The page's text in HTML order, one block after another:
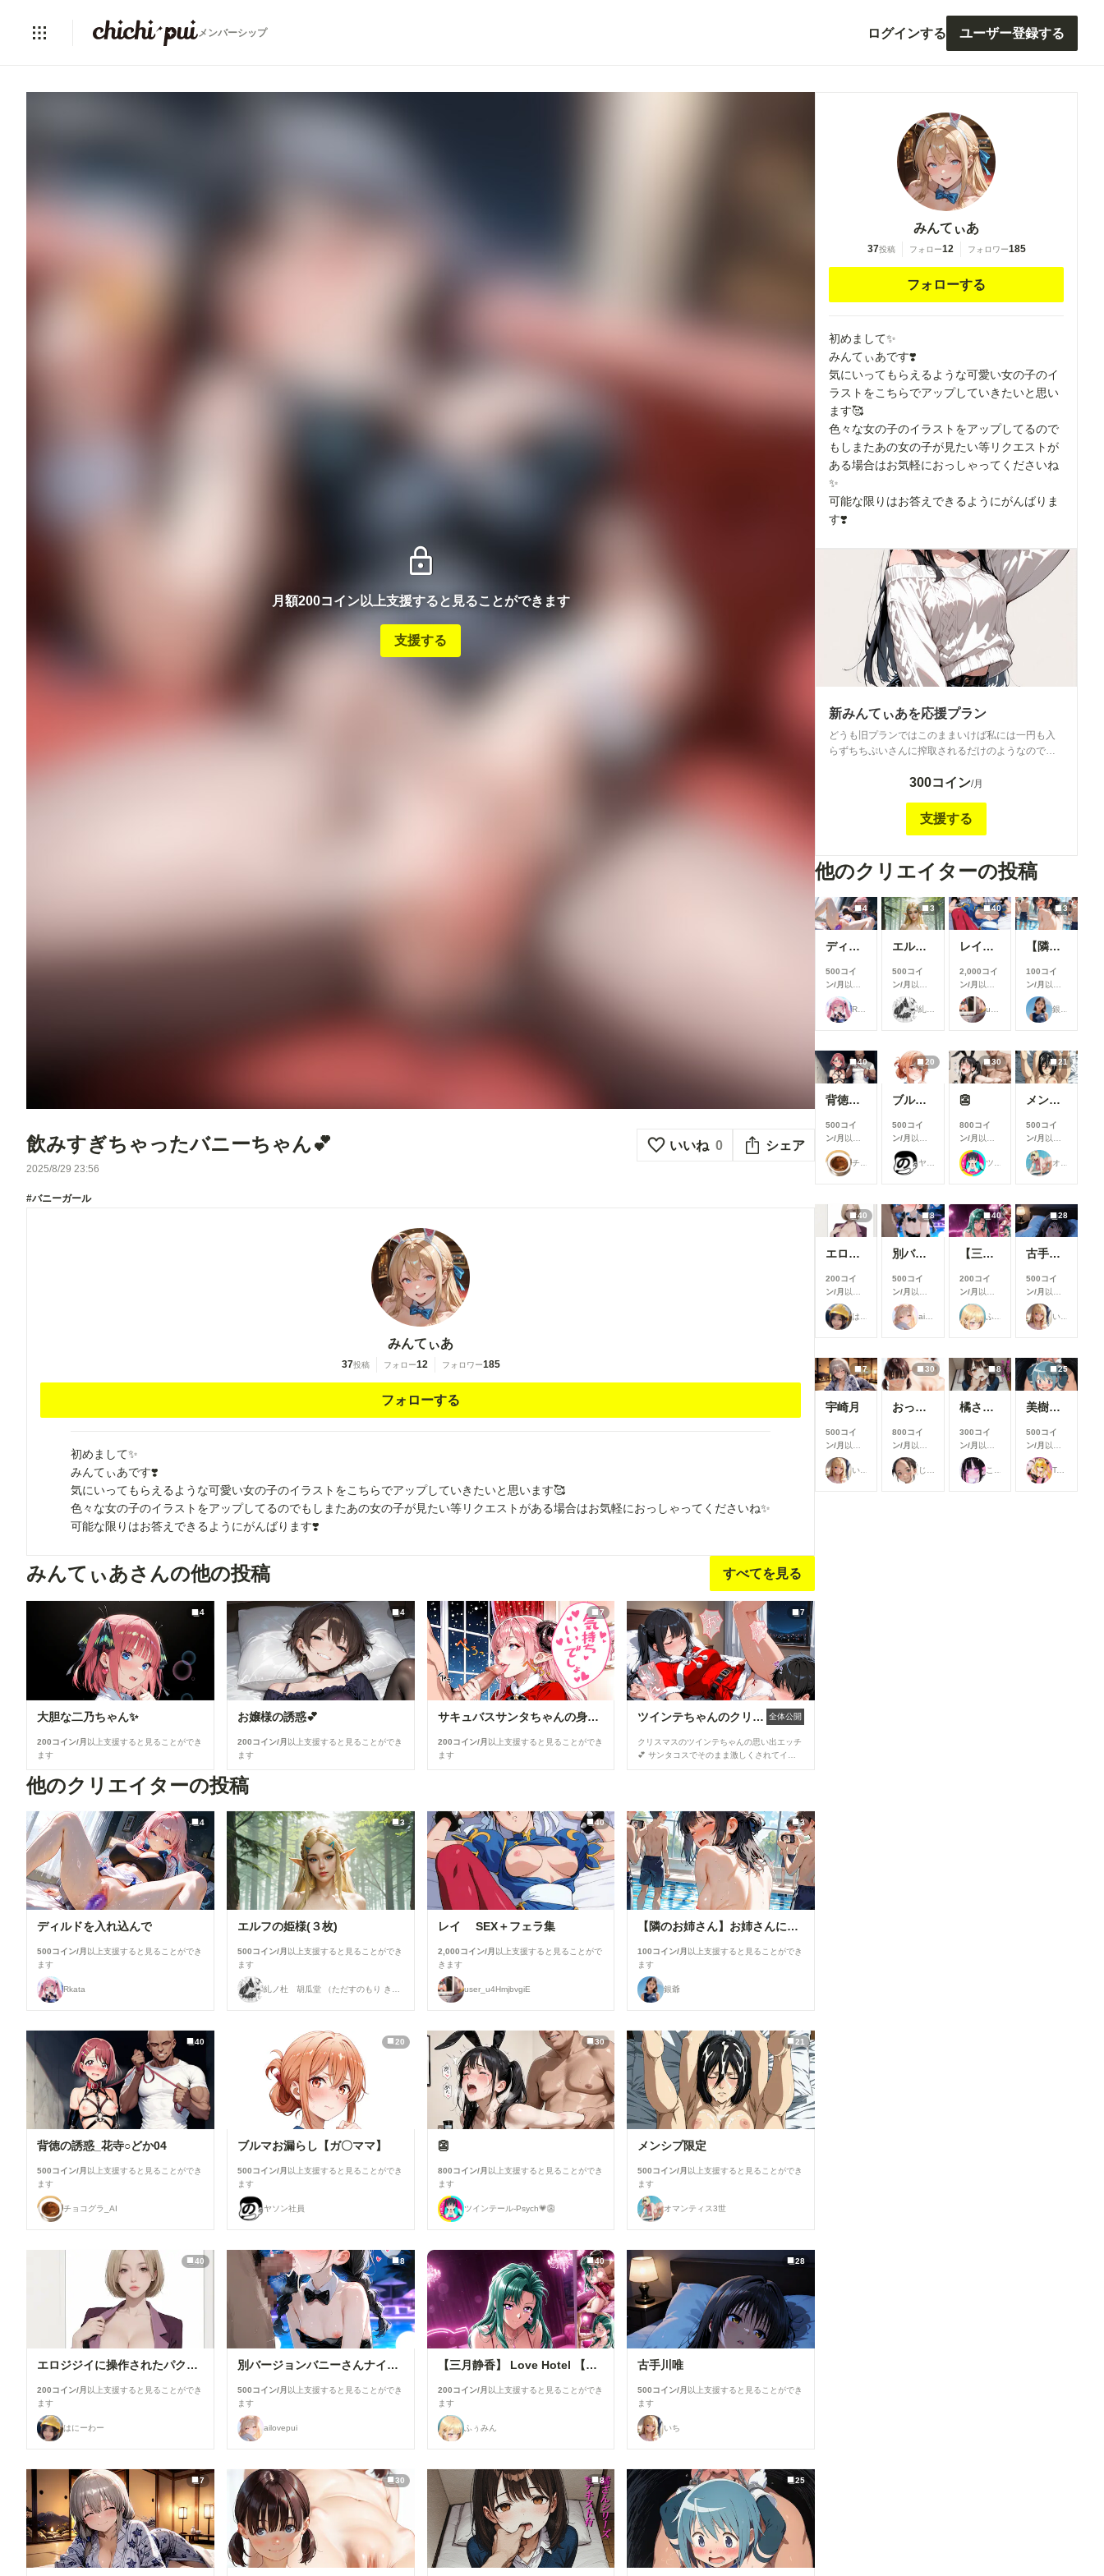
メンバーシップ ログインする ユーザー登録する
lock
月額200コイン以上支援すると見ることができます
支援する
飲みすぎちゃったバニーちゃん💕
2025/8/29 23:56
#バニーガール
いいね 0 シェア
みんてぃあ
37投稿 フォロー12 フォロワー185
フォローする
初めまして✨
みんてぃあです❣️
気にいってもらえるような可愛い女の子のイラストをこちらでアップしていきたいと思います🥰
色々な女の子のイラストをアップしてるのでもしまたあの女の子が見たい等リクエストがある場合はお気軽におっしゃってくださいね✨
可能な限りはお答えできるようにがんばります❣️
みんてぃあさんの他の投稿 すべてを見る
4
大胆な二乃ちゃん✨
200コイン/月 以上支援すると見ることができ
ます
4
お嬢様の誘惑💕
200コイン/月 以上支援すると見ることができ
ます
7
サキュバスサンタちゃんの身体を使ったプレゼント💖
200コイン/月 以上支援すると見ることができ
ます
7
ツインテちゃんのクリスマス💖 全体公開
クリスマスのツインテちゃんの思い出エッチ
💕 サンタコスでそのまま激しくされてイっ
他のクリエイターの投稿
4
ディルドを入れ込んで
500コイン/月 以上支援すると見ることができ
ます
Rkata
3
エルフの姫様(３枚)
500コイン/月 以上支援すると見ることができ
ます
40
レイ SEX＋フェラ集
2,000コイン/月 以上支援すると見ることがで
きます
user_u4HmjbvgiE
3
【隣のお姉さん】お姉さんに群がるプール男子達⑦
100コイン/月 以上支援すると見ることができ
ます
銀爺
40
背徳の誘惑_花寺○どか04
500コイン/月 以上支援すると見ることができ
ます
チョコグラ_AI
20
ブルマお漏らし【ガ〇ママ】
500コイン/月 以上支援すると見ることができ
ます
ヤソン社員
30
👺
800コイン/月 以上支援すると見ることができ
ます
ツインテール-Psych💗👺
21
メンシプ限定
500コイン/月 以上支援すると見ることができ
ます
オマンティス3世
40
エロジジイに操作されたパクノダ
200コイン/月 以上支援すると見ることができ
ます
はにーわー
8
別バージョンバニーさんナイトプール性接待
500コイン/月 以上支援すると見ることができ
ます
ailovepui
40
【三月静香】 Love Hotel 【Shizuka Mitsuki】
200コイン/月 以上支援すると見ることができ
ます
ふぅみん
28
古手川唯
500コイン/月 以上支援すると見ることができ
ます
いち
7 30 8 25
みんてぃあ
37投稿 フォロー12 フォロワー185
フォローする
初めまして✨
みんてぃあです❣️
気にいってもらえるような可愛い女の子のイ
ラストをこちらでアップしていきたいと思い
ます🥰
色々な女の子のイラストをアップしてるので
もしまたあの女の子が見たい等リクエストが
ある場合はお気軽におっしゃってくださいね
✨
可能な限りはお答えできるようにがんばりま
す❣️
新みんてぃあを応援プラン
どうも旧プランではこのままいけば私には一円も入
らずちちぷいさんに搾取されるだけのようなので仕
メンバーシップ自体廃止するかもしれません😭 加入
300コイン/月
支援する
他のクリエイターの投稿
4
ディルドを入れ込んで
500コイ
ン/月 以上
支援すると
見ることが
できます
Rkata
3
エルフの姫様(３枚)
500コイ
ン/月 以上
支援すると
見ることが
できます
糺ノ杜 胡瓜堂 （ただすのもり きゅうりどう）
40
レイ SEX＋フェラ集
2,000コイ
ン/月 以上
支援すると
見ることが
できます
user_u4HmjbvgiE
3
【隣のお姉さん】お姉さんに群がるプール男子達⑦
100コイ
ン/月 以上
支援すると
見ることが
できます
銀爺
40
背徳の誘惑_花寺○どか04
500コイ
ン/月 以上
支援すると
見ることが
できます
チョコグラ_AI
20
ブルマお漏らし【ガ〇ママ】
500コイ
ン/月 以上
支援すると
見ることが
できます
ヤソン社員
30
👺
800コイ
ン/月 以上
支援すると
見ることが
できます
ツインテール-Psych💗👺
21
メンシプ限定
500コイ
ン/月 以上
支援すると
見ることが
できます
オマンティス3世
40
エロジジイに操作されたパクノダ
200コイ
ン/月 以上
支援すると
見ることが
できます
はにーわー
8
別バージョンバニーさんナイトプール性接待
500コイ
ン/月 以上
支援すると
見ることが
できます
ailovepui
40
【三月静香】 Love Hotel 【Shizuka Mitsuki】
200コイ
ン/月 以上
支援すると
見ることが
できます
ふぅみん
28
古手川唯
500コイ
ン/月 以上
支援すると
見ることが
できます
いち
7
宇崎月
500コイ
ン/月 以上
支援すると
見ることが
できます
いち
30
おっぱいあそこ
800コイ
ン/月 以上
支援すると
見ることが
できます
じゅじゅじゅ
8
橘さんアーカイブ(ep.1~5)#テキスト有Ver
300コイ
ン/月 以上
支援すると
見ることが
できます
ここどこ？
25
美樹さやか 拘束②
500コイ
ン/月 以上
支援すると
見ることが
できます
TAIGA